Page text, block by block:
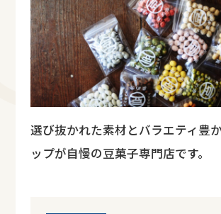
選び抜かれた素材とバラエティ豊
ップが自慢の豆菓子専門店です。